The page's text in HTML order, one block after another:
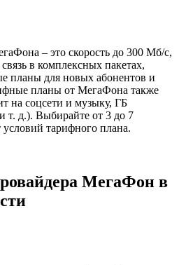
– это скорость до 300 Мб/с,
в комплексных пакетах,
планы для новых абонентов и
планы от МегаФона также
на соцсети и музыку, ГБ
т. д.). Выбирайте от 3 до 7
тарифного плана.
МегаФон в